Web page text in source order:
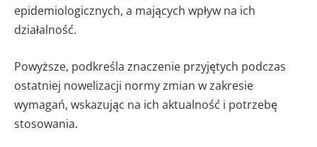
epidemiologicznych, a mających wpływ na ich
działalność.
Powyższe, podkreśla znaczenie przyjętych podczas
ostatniej nowelizacji normy zmian w zakresie
wymagań, wskazując na ich aktualność i potrzebę
stosowania.